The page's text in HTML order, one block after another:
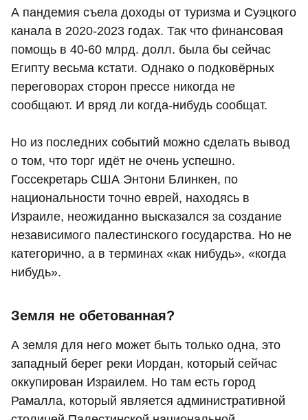
А пандемия съела доходы от туризма и Суэцкого
канала в 2020-2023 годах. Так что финансовая
помощь в 40-60 млрд. долл. была бы сейчас
Египту весьма кстати. Однако о подковёрных
переговорах сторон прессе никогда не
сообщают. И вряд ли когда-нибудь сообщат.
Но из последних событий можно сделать вывод
о том, что торг идёт не очень успешно.
Госсекретарь США Энтони Блинкен, по
национальности точно еврей, находясь в
Израиле, неожиданно высказался за создание
независимого палестинского государства. Но не
категорично, а в терминах «как нибудь», «когда
нибудь».
Земля не обетованная?
А земля для него может быть только одна, это
западный берег реки Иордан, который сейчас
оккупирован Израилем. Но там есть город
Рамалла, который является административной